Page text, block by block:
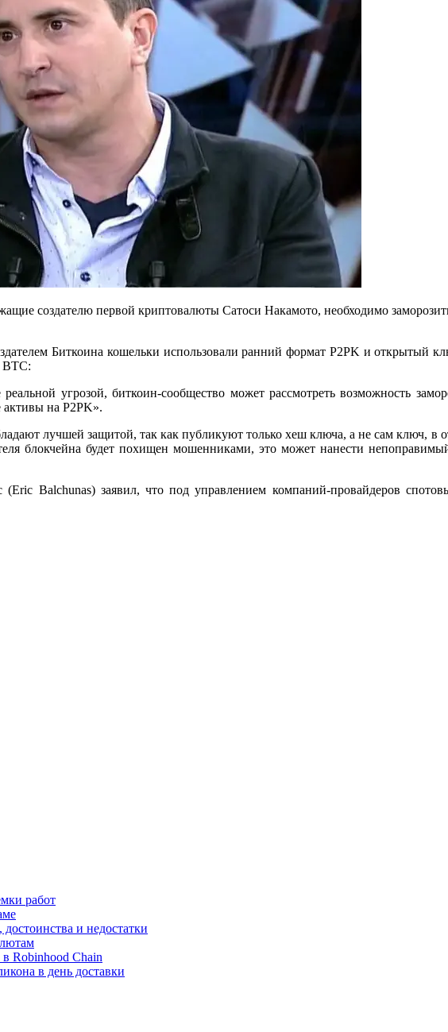
создателю первой криптовалюты Сатоси Накамото, необходимо
Биткоина кошельки использовали ранний формат P2PK и открытый
BTC:
угрозой, биткоин-сообщество может рассмотреть возможность
активы на P2PK».
лучшей защитой, так как публикуют только хеш ключа, а не сам ключ, в
блокчейна будет похищен мошенниками, это может нанести
Balchunas) заявил, что под управлением компаний-провайдеров
работ
и недостатки
Robinhood Chain
в день доставки